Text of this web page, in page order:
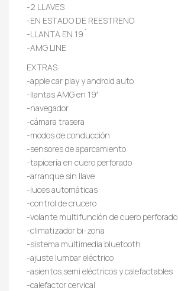
-2 LLAVES
-EN ESTADO DE REESTRENO
-LLANTA EN 19´
-AMG LINE
EXTRAS:
-apple car play y android auto
-llantas AMG en 19′
-navegador
-cámara trasera
-modos de conducción
-sensores de aparcamiento
-tapicería en cuero perforado
-arranque sin llave
-luces automáticas
-control de crucero
-volante multifunción de cuero perforado
-climatizador bi-zona
-sistema multimedia bluetooth
-ajuste lumbar eléctrico
-asientos semi eléctricos y calefactables
-calefactor cervical